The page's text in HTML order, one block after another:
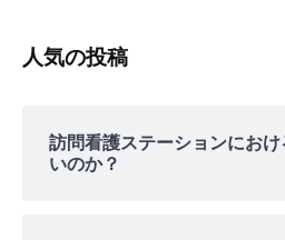
人気の投稿
訪問看護ステーションにお
いのか？